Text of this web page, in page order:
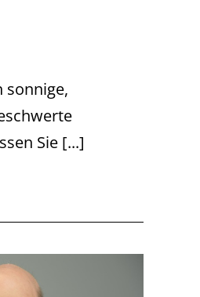
sonnige,
Sie [...]